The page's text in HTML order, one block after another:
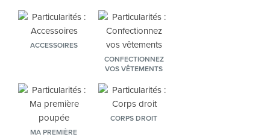
ACCESSOIRES
CONFECTIONNEZ
VOS VÊTEMENTS
MA PREMIÈRE
CORPS DROIT